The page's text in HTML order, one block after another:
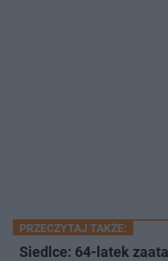
PRZECZYTAJ TAKŻE:
Siedlce: 64-latek